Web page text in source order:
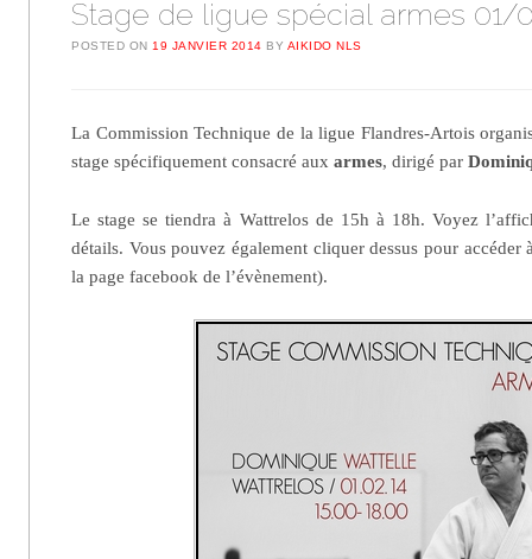
Stage de ligue spécial armes 01/
POSTED ON19 JANVIER 2014 BY AIKIDO NLS
La Commission Technique de la ligue Flandres-Artois
stage spécifiquement consacré auxarmes, dirigé par
Le stage se tiendra à Wattrelos de 15h à 18h. Voyez
détails. Vous pouvez également cliquer dessus pour accéder
la page facebook de l’évènement).